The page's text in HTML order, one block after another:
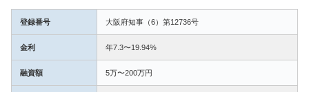
登録番号 大阪府知事（6）第12736号
金利 年7.3〜19.94%
融資額 5万〜200万円